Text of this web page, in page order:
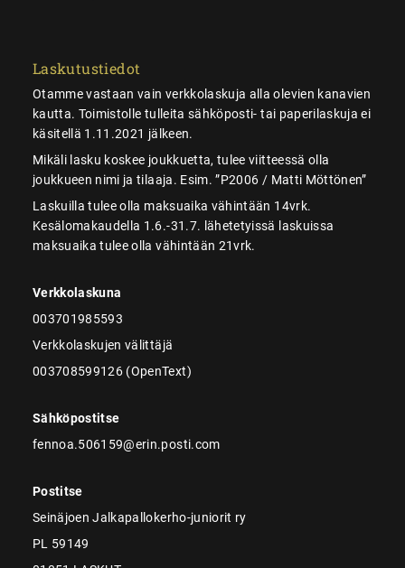
Laskutustiedot
Otamme vastaan vain verkkolaskuja alla olevien kanavien
kautta. Toimistolle tulleita sähköposti- tai paperilaskuja ei
käsitellä 1.11.2021 jälkeen.
Mikäli lasku koskee joukkuetta, tulee viitteessä olla
joukkueen nimi ja tilaaja. Esim. ”P2006 / Matti Möttönen”
Laskuilla tulee olla maksuaika vähintään 14vrk.
Kesälomakaudella 1.6.-31.7. lähetetyissä laskuissa
maksuaika tulee olla vähintään 21vrk.
Verkkolaskuna
003701985593
Verkkolaskujen välittäjä
003708599126 (OpenText)
Sähköpostitse
fennoa.506159@erin.posti.com
Postitse
Seinäjoen Jalkapallokerho-juniorit ry
PL 59149